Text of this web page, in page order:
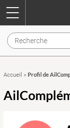
Accueil » Profil de